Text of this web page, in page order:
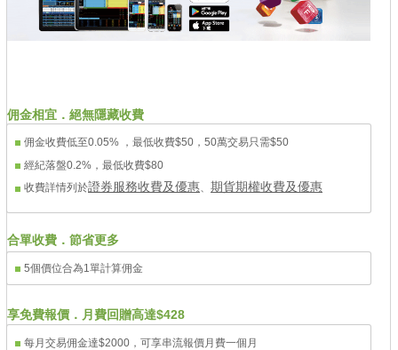
佣金相宜．絕無隱藏收費
佣金收費低至0.05% ，最低收費$50，50萬交易只需$50
經紀落盤0.2%，最低收費$80
收費詳情列於證券服務收費及優惠 期貨期權收費及優惠
合單收費．節省更多
5個價位合為1單計算佣金
享免費報價．月費回贈高達$428
每月交易佣金達$2000，可享串流報價月費一個月